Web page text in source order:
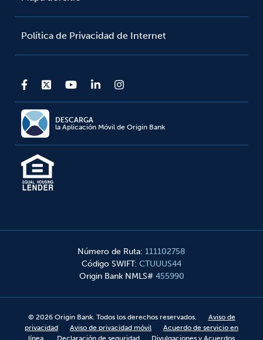
Política de Privacidad de Internet
DESCARGA
la Aplicación Móvil de Origin Bank
Número de Ruta: 111102758
Código SWIFT: CTUUUS44
Origin Bank NMLS# 455990
© 2026 Origin Bank. Todos los derechos reservados.
Aviso de
privacidad
Aviso de privacidad móvil
Acuerdo de servicio en
línea.
Declaración de seguridad Divulgaciones y Acuerdos